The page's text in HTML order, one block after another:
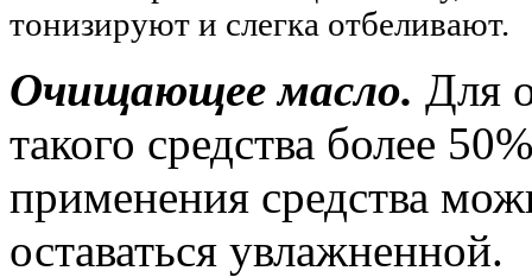
тонизируют и слегка отбеливают.
Очищающее масло. Для
такого средства более
применения средства
оставаться увлажненной.